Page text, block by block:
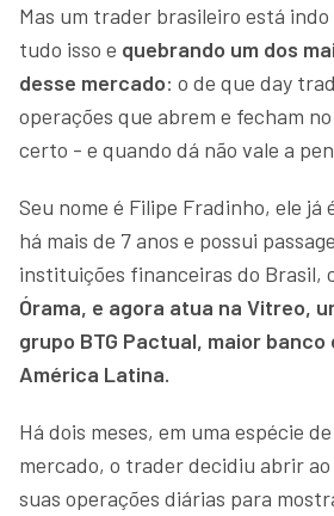
Mas um trader brasileiro está
tudo isso e quebrando um dos
desse mercado: o de que day
operações que abrem e fecham
certo - e quando dá não vale a
Seu nome é Filipe Fradinho, ele
há mais de 7 anos e possui
instituições financeiras do Brasil,
Órama, e agora atua na Vitreo,
grupo BTG Pactual, maior
América Latina.
Há dois meses, em uma espécie
mercado, o trader decidiu abrir
suas operações diárias para